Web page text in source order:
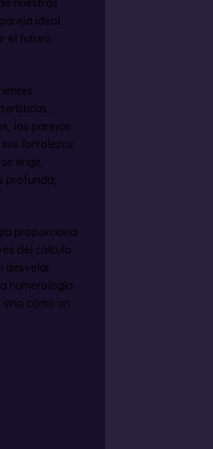
ideal.
el futuro
las parejas
fortalezas
erige,
profunda,
proporciona
del cálculo
desvelar
numerología
como un